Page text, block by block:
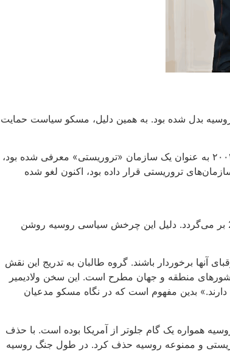
بدل شده بود. به همین دلیل، مسکو سیاست حمایت
پس از چند ماه بررسی درخواست دادستان کل این کشور، ممنوعیت فعالیت گروه طالبان را که از سال ۲۰۰۳ به عنوان یک سازمان «تروریستی» معرفی شده بود،
تروریستی قرار داده بود، اکنون لغو شده
از طالبان به بازخیزش دوبارۀ طالبان علیه اشغال افغانستان توسط ناتو به رهبری آمریکا پس از سال‌های 2005 بر می‌گردد. دلیل این چرخش سیاسی روسیه روشن
آنها برخوردار باشند. گروه طالبان به تدریج این نقش
کشورهای منطقه و جهان مطرح است. این سخن ولادیمیر
قدرت را در افغانستان در دست دارند.» بدین مفهوم است که در نگاه مسکو مدعیان
همواره یک گام جلوتر از آمریکا بوده است. با حذف
و ممنوعه روسیه حذف کرد. در طول جنگ روسیه